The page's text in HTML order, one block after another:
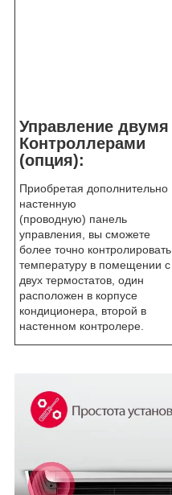
Управление двумя
Контроллерами
(опция):
Приобретая дополнительно
настенную
(проводную) панель
управления, вы сможете
более точно контролировать
температуру в помещении с
двух термостатов, один
расположен в корпусе
кондиционера, второй в
настенном контролере.